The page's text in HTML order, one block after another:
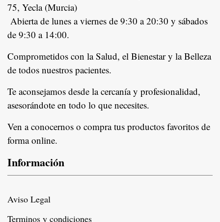
75, Yecla (Murcia)
Abierta de lunes a viernes de 9:30 a 20:30 y sábados
de 9:30 a 14:00.
Comprometidos con la Salud, el Bienestar y la Belleza
de todos nuestros pacientes.
Te aconsejamos desde la cercanía y profesionalidad,
asesorándote en todo lo que necesites.
Ven a conocernos o compra tus productos favoritos de
forma online.
Información
Aviso Legal
Terminos y condiciones